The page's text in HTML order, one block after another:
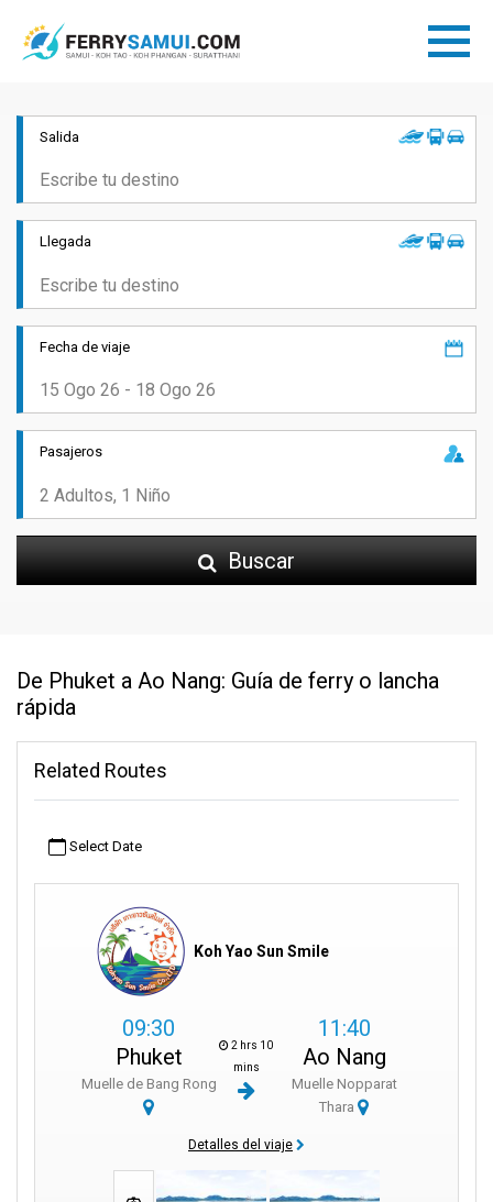
Salida
Llegada
Fecha de viaje
Pasajeros
Buscar
De Phuket a Ao Nang: Guía de ferry o lancha
rápida
Related Routes
Select Date
Koh Yao Sun Smile
09:30
Phuket
Muelle de Bang Rong
2 hrs 10
mins
11:40
Ao Nang
Muelle Nopparat
Thara
Detalles del viaje